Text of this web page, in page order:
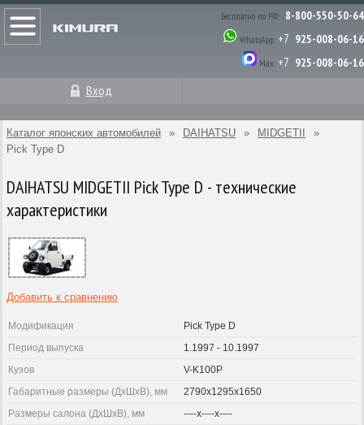
Бесплатно по РФ: 8-800-550-50-64
WhatsApp: +7 925-008-06-16
Max: +7 925-008-06-16
Вход
Каталог японских автомобилей » DAIHATSU » MIDGETII
»
Pick Type D
DAIHATSU MIDGETII Pick Type D - технические
характеристики
Добавить к сравнению
Модификация
Pick Type D
Период выпуска
1.1997 - 10.1997
Кузов
V-K100P
Габаритные размеры (ДхШхВ), мм
2790x1295x1650
Размеры салона (ДхШхВ), мм
----x----x----